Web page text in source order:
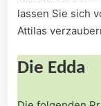
lassen Sie sich
AttiIas
Die Edda